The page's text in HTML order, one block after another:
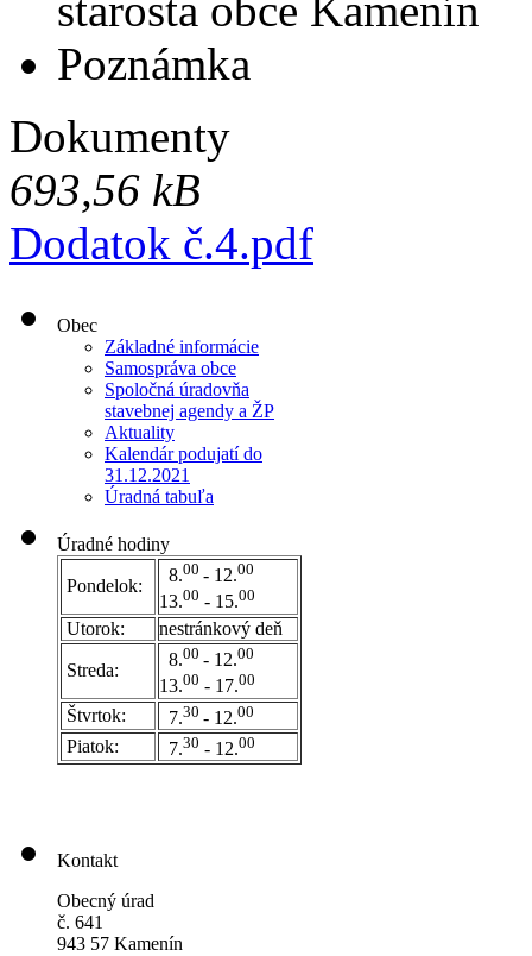
Poznámka
Dokumenty
693,56 kB
Dodatok č.4.pdf
Obec
Základné informácie
Samospráva obce
Spoločná úradovňa
stavebnej agendy a ŽP
Aktuality
Kalendár podujatí do
31.12.2021
Úradná tabuľa
Úradné hodiny
Pondelok:
8.00 - 12.00
13.00 - 15.00
Utorok: nestránkový deň
Streda:
8.00 - 12.00
13.00 - 17.00
Štvrtok: 7.30 - 12.00
Piatok: 7.30 - 12.00
Kontakt
Obecný úrad
č. 641
943 57 Kamenín